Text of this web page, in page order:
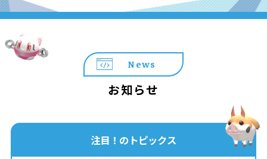
News
お知らせ
注目！のトピックス